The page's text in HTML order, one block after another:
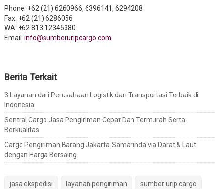
Phone: +62 (21) 6260966, 6396141, 6294208
Fax: +62 (21) 6286056
WA: +62 813 12345380
Email: info@sumberuripcargo.com
Berita Terkait
3 Layanan dari Perusahaan Logistik dan Transportasi Terbaik di
Indonesia
Sentral Cargo Jasa Pengiriman Cepat Dan Termurah Serta
Berkualitas
Cargo Pengiriman Barang Jakarta-Samarinda via Darat & Laut
dengan Harga Bersaing
jasa ekspedisi layanan pengiriman sumber urip cargo